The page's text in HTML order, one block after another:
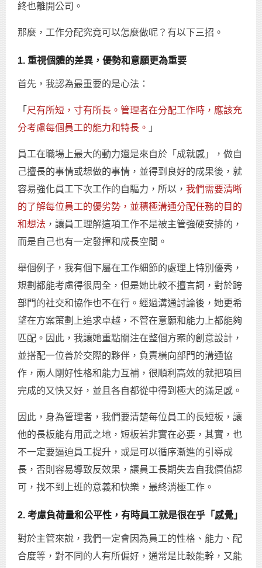
終也離開公司。
那麼，工作分配究竟可以怎麼做呢？有以下三招。
1. 重視個體的差異，優勢和意願更為重要
首先，我認為最重要的是心法：
「 尺有所短，寸有所長。管理者在分配工作時，應該充
分考慮每個員工的能力和特長。 」
員工在職場上最大的動力還是來自於「成就感」，做自
己擅長的事情或想做的事情，並得到良好的成果後，就
容易強化員工下次工作的自驅力，所以， 我們需要清晰
的了解每位員工的優劣勢，並積極溝通分配任務的目的
和想法 ，讓員工理解這項工作不是被主管強硬安排的，
而是自己也有一定發揮和成長空間。
舉個例子，我有個下屬在工作細節的處理上特別優秀，
規劃都能考慮得很周全，但是她比較不擅言詞，對於跨
部門的社交和協作也不在行。經過溝通討論後，她更希
望在方案策劃上追求卓越，不管在意願和能力上都能夠
匹配。因此，我讓她重點關注在整個方案的創意設計，
並搭配一位善於交際的夥伴，負責橫向部門的溝通協
作，兩人剛好性格和能力互補，很順利高效的就把項目
完成的又快又好，並且各自都從中得到極大的滿足感。
因此，身為管理者，我們要清楚每位員工的長短板，讓
他的長板能有用武之地，短板若非實在必要，其實，也
不一定要逼迫員工提升，或是可以循序漸進的引導成
長，否則容易導致反效果，讓員工長期失去自我價值認
可，找不到上班的意義和快樂，最終消極工作。
2. 考慮負荷量和公平性，有時員工就是很在乎「感覺」
對於主管來說，我們一定會因為員工的性格、能力、配
合度等，對不同的人有所偏好，通常是比較能幹，又能